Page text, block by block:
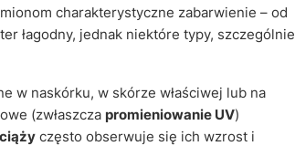
charakterystyczne zabarwienie – od
łagodny, jednak niektóre typy, szczególnie
w naskórku, w skórze właściwej lub na
(zwłaszcza promieniowanie UV)
ciąży często obserwuje się ich wzrost i